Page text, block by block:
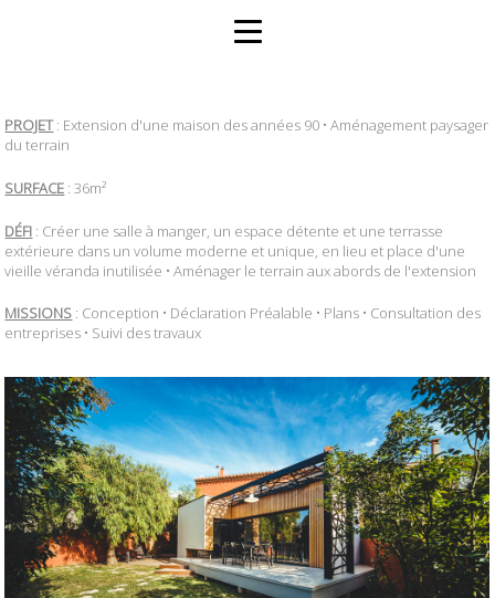
PROJET: Extension d'une maison des années 90 • Aménagement paysager
du terrain
SURFACE : 36m²
DÉFI : Créer une salle à manger, un espace détente et une terrasse
extérieure dans un volume moderne et unique, en lieu et place d'une
vieille véranda inutilisée • Aménager le terrain aux abords de l'extension
MISSIONS : Conception • Déclaration Préalable • Plans • Consultation des
entreprises • Suivi des travaux